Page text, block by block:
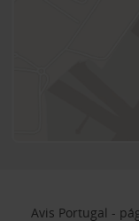
Avis Portugal -